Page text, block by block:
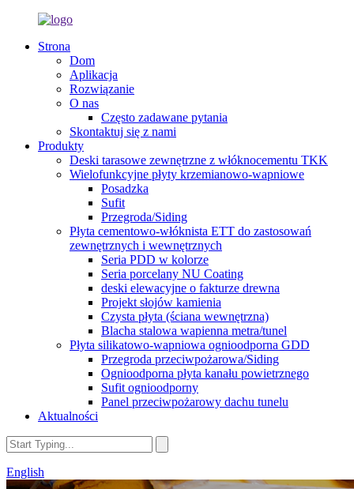
Strona
Dom
Aplikacja
Rozwiązanie
O nas
Często zadawane pytania
Skontaktuj się z nami
Produkty
Deski tarasowe zewnętrzne z włóknocementu TKK
Wielofunkcyjne płyty krzemianowo-wapniowe
Posadzka
Sufit
Przegroda/Siding
Płyta cementowo-włóknista ETT do zastosowań
zewnętrznych i wewnętrznych
Seria PDD w kolorze
Seria porcelany NU Coating
deski elewacyjne o fakturze drewna
Projekt słojów kamienia
Czysta płyta (ściana wewnętrzna)
Blacha stalowa wapienna metra/tunel
Płyta silikatowo-wapniowa ognioodporna GDD
Przegroda przeciwpożarowa/Siding
Ognioodporna płyta kanału powietrznego
Sufit ognioodporny
Panel przeciwpożarowy dachu tunelu
Aktualności
English